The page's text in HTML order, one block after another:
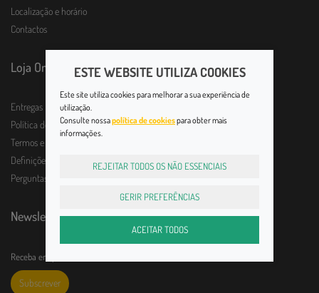
Localização e horário
Contactos
Loja Online
Entregas
Política de Devolução
Termos e Condições
Definições de Privacidade
Perguntas frequentes
Newsletter
Receba em primeira mão todas as novidades!
Subscrever
ESTE WEBSITE UTILIZA COOKIES
Este site utiliza cookies para melhorar a sua experiência de
utilização.
Consulte nossapolítica de cookiespara obter mais
informações.
REJEITAR TODOS OS NÃO ESSENCIAIS
GERIR PREFERÊNCIAS
ACEITAR TODOS